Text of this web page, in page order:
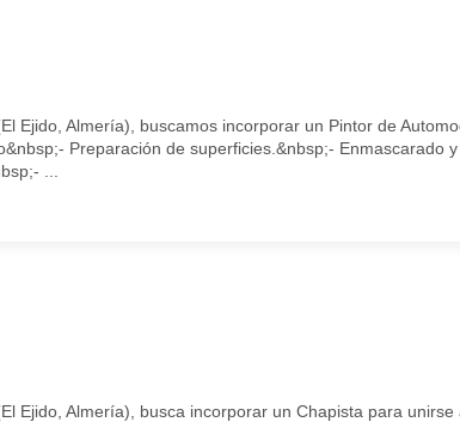
Ejido, Almería), buscamos incorporar un Pintor de
Preparación de superficies.&nbsp;- Enmascarado y
...
Ejido, Almería), busca incorporar un Chapista para unirse